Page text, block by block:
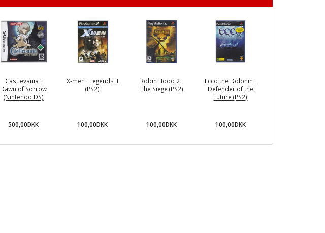
Castlevania :
Dawn of Sorrow
(Nintendo DS)
500,00DKK
X-men : Legends II
(PS2)
100,00DKK
Robin Hood 2 :
The Siege (PS2)
100,00DKK
Ecco the Dolphin :
Defender of the
Future (PS2)
100,00DKK